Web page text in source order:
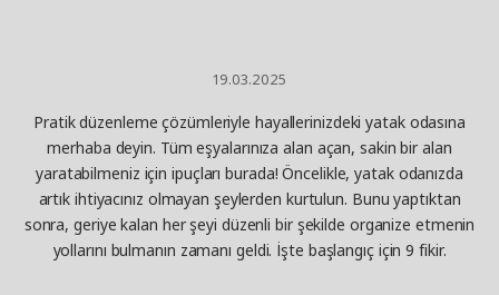
19.03.2025
Pratik düzenleme çözümleriyle hayallerinizdeki yatak odasına
merhaba deyin. Tüm eşyalarınıza alan açan, sakin bir alan
yaratabilmeniz için ipuçları burada! Öncelikle, yatak odanızda
artık ihtiyacınız olmayan şeylerden kurtulun. Bunu yaptıktan
sonra, geriye kalan her şeyi düzenli bir şekilde organize etmenin
yollarını bulmanın zamanı geldi. İşte başlangıç için 9 fikir.